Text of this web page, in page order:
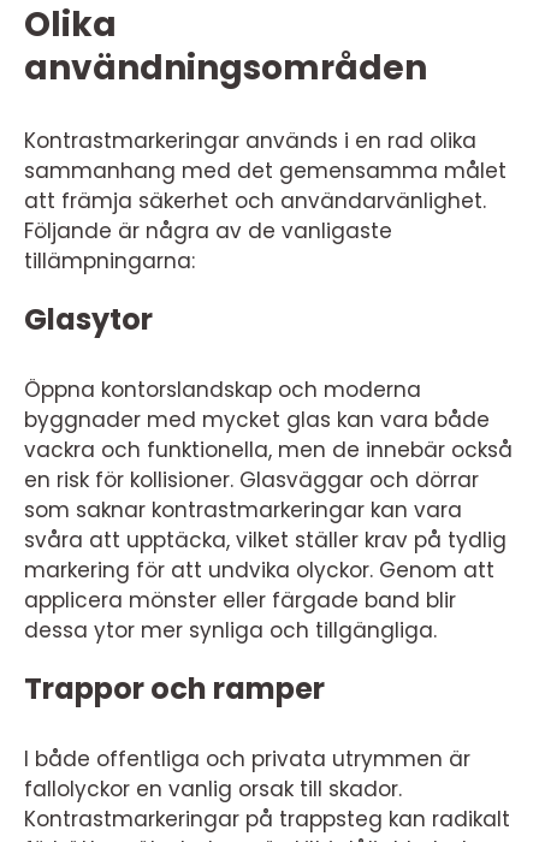
Olika
användningsområden
Kontrastmarkeringar används i en rad olika
sammanhang med det gemensamma målet
att främja säkerhet och användarvänlighet.
Följande är några av de vanligaste
tillämpningarna:
Glasytor
Öppna kontorslandskap och moderna
byggnader med mycket glas kan vara både
vackra och funktionella, men de innebär också
en risk för kollisioner. Glasväggar och dörrar
som saknar kontrastmarkeringar kan vara
svåra att upptäcka, vilket ställer krav på tydlig
markering för att undvika olyckor. Genom att
applicera mönster eller färgade band blir
dessa ytor mer synliga och tillgängliga.
Trappor och ramper
I både offentliga och privata utrymmen är
fallolyckor en vanlig orsak till skador.
Kontrastmarkeringar på trappsteg kan radikalt